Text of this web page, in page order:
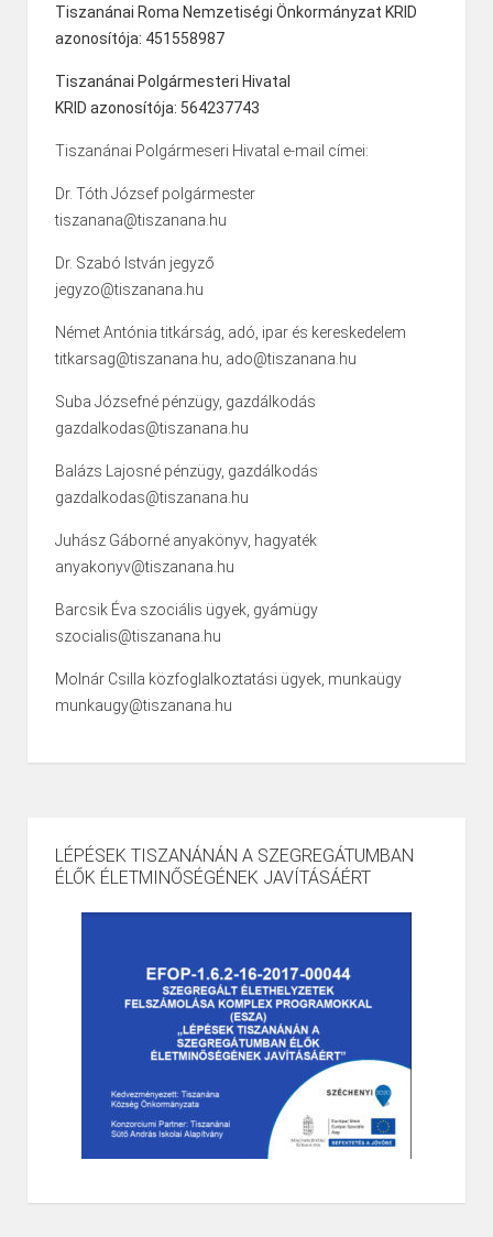
Tiszanánai Roma Nemzetiségi Önkormányzat KRID
azonosítója: 451558987
Tiszanánai Polgármesteri Hivatal
KRID azonosítója: 564237743
Tiszanánai Polgármeseri Hivatal e-mail címei:
Dr. Tóth József polgármester
tiszanana@tiszanana.hu
Dr. Szabó István jegyző
jegyzo@tiszanana.hu
Német Antónia titkárság, adó, ipar és kereskedelem
titkarsag@tiszanana.hu, ado@tiszanana.hu
Suba Józsefné pénzügy, gazdálkodás
gazdalkodas@tiszanana.hu
Balázs Lajosné pénzügy, gazdálkodás
gazdalkodas@tiszanana.hu
Juhász Gáborné anyakönyv, hagyaték
anyakonyv@tiszanana.hu
Barcsik Éva szociális ügyek, gyámügy
szocialis@tiszanana.hu
Molnár Csilla közfoglalkoztatási ügyek, munkaügy
munkaugy@tiszanana.hu
LÉPÉSEK TISZANÁNÁN A SZEGREGÁTUMBAN
ÉLŐK ÉLETMINŐSÉGÉNEK JAVÍTÁSÁÉRT